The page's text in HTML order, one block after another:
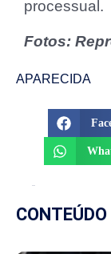
processual.
Fotos:
APARECIDA